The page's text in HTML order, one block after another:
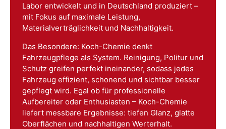
Labor entwickelt und in Deutschland produziert –
mit Fokus auf maximale Leistung,
Materialverträglichkeit und Nachhaltigkeit.
Das Besondere: Koch-Chemie denkt
Fahrzeugpflege als System. Reinigung, Politur und
Schutz greifen perfekt ineinander, sodass jedes
Fahrzeug effizient, schonend und sichtbar besser
gepflegt wird. Egal ob für professionelle
Aufbereiter oder Enthusiasten – Koch-Chemie
liefert messbare Ergebnisse: tiefen Glanz, glatte
Oberflächen und nachhaltigen Werterhalt.